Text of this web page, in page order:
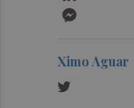
Ximo Aguar